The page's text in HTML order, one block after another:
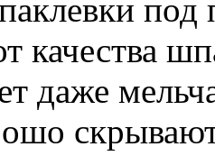
под
качества
даже